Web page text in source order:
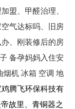
盟、甲醛治理、
气达标吗、旧房
、刚装修后的房
备孕妈妈入住安
烟机 冰箱 空调 地
腾飞环保科技有
故里、青铜器之